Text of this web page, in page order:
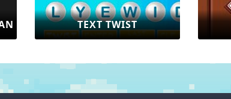
TÄGLICHES SUDOKU